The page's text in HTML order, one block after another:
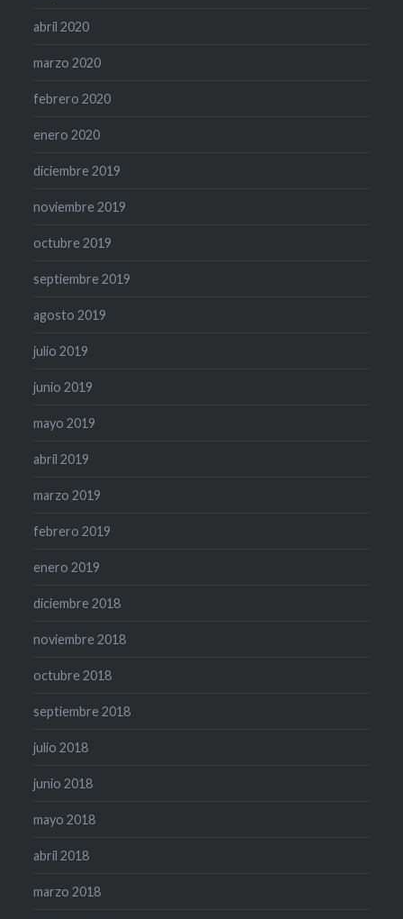
abril 2020
marzo 2020
febrero 2020
enero 2020
diciembre 2019
noviembre 2019
octubre 2019
septiembre 2019
agosto 2019
julio 2019
junio 2019
mayo 2019
abril 2019
marzo 2019
febrero 2019
enero 2019
diciembre 2018
noviembre 2018
octubre 2018
septiembre 2018
julio 2018
junio 2018
mayo 2018
abril 2018
marzo 2018